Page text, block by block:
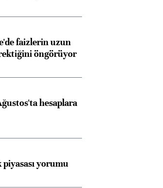
faizlerin uzun
öngörüyor
hesaplara
yorumu